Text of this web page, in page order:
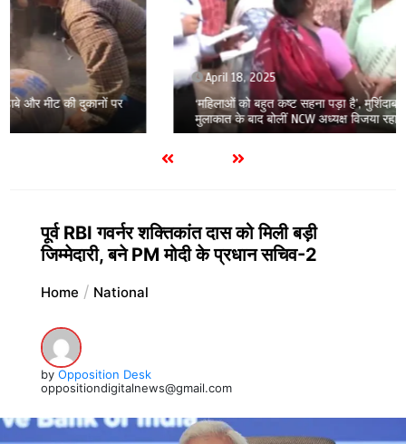
April 18, 2025
‘महिलाओं को बहुत कष्ट सहना पड़ा है’, मुर्शिदाबाद हिंसा पीड़ितों से
मुलाकात के बाद बोलीं NCW अध्यक्ष विजया रहाटकर
पूर्व RBI गवर्नर शक्तिकांत दास को मिली बड़ी
जिम्मेदारी, बने PM मोदी के प्रधान सचिव-2
Home National
by Opposition Desk
oppositiondigitalnews@gmail.com